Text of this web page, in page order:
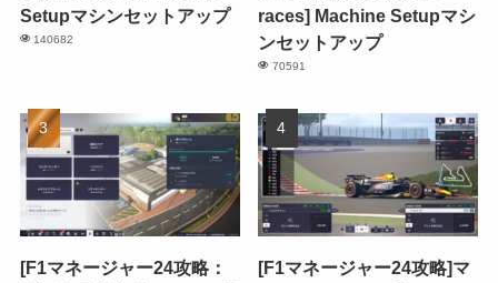
Setupマシンセットアップ
140682
races] Machine Setupマシ
ンセットアップ
70591
[F1マネージャー24攻略：
[F1マネージャー24攻略]マ